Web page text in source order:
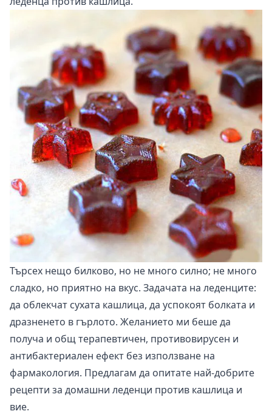
Търсех нещо билково, но не много силно; не много
сладко, но приятно на вкус. Задачата на леденците:
да облекчат сухата кашлица, да успокоят болката и
дразненето в гърлото. Желанието ми беше да
получа и общ терапевтичен, противовирусен и
антибактериален ефект без използване на
фармакология. Предлагам да опитате най-добрите
рецепти за домашни леденци против кашлица и
вие.